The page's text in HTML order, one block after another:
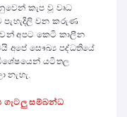
කැප වූ වෘධ
පැහැදිලි වන කරුණ
අපට කෙටි කාලීන
අපේ සෞඛ්‍ය පද්ධතියේ
යටිතල
නැහැ.
ගැටලු සම්බන්ධ